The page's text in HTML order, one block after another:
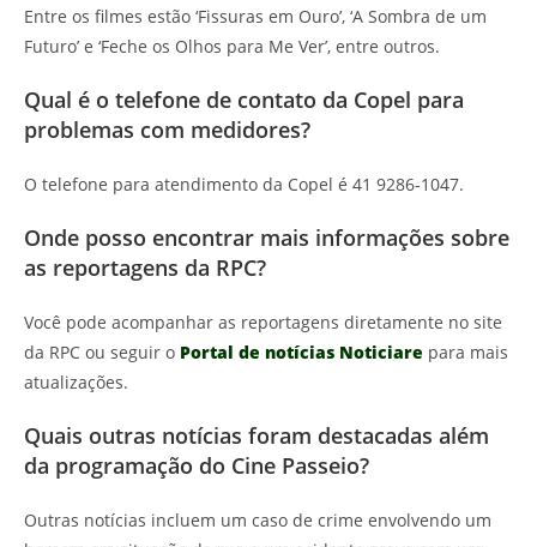
Entre os filmes estão ‘Fissuras em Ouro’, ‘A Sombra de um
Futuro’ e ‘Feche os Olhos para Me Ver’, entre outros.
Qual é o telefone de contato da Copel para
problemas com medidores?
O telefone para atendimento da Copel é 41 9286-1047.
Onde posso encontrar mais informações sobre
as reportagens da RPC?
Você pode acompanhar as reportagens diretamente no site
da RPC ou seguir o Portal de notícias Noticiare para mais
atualizações.
Quais outras notícias foram destacadas além
da programação do Cine Passeio?
Outras notícias incluem um caso de crime envolvendo um